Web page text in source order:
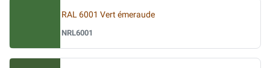
RAL 6001 Vert émeraude
NRL6001